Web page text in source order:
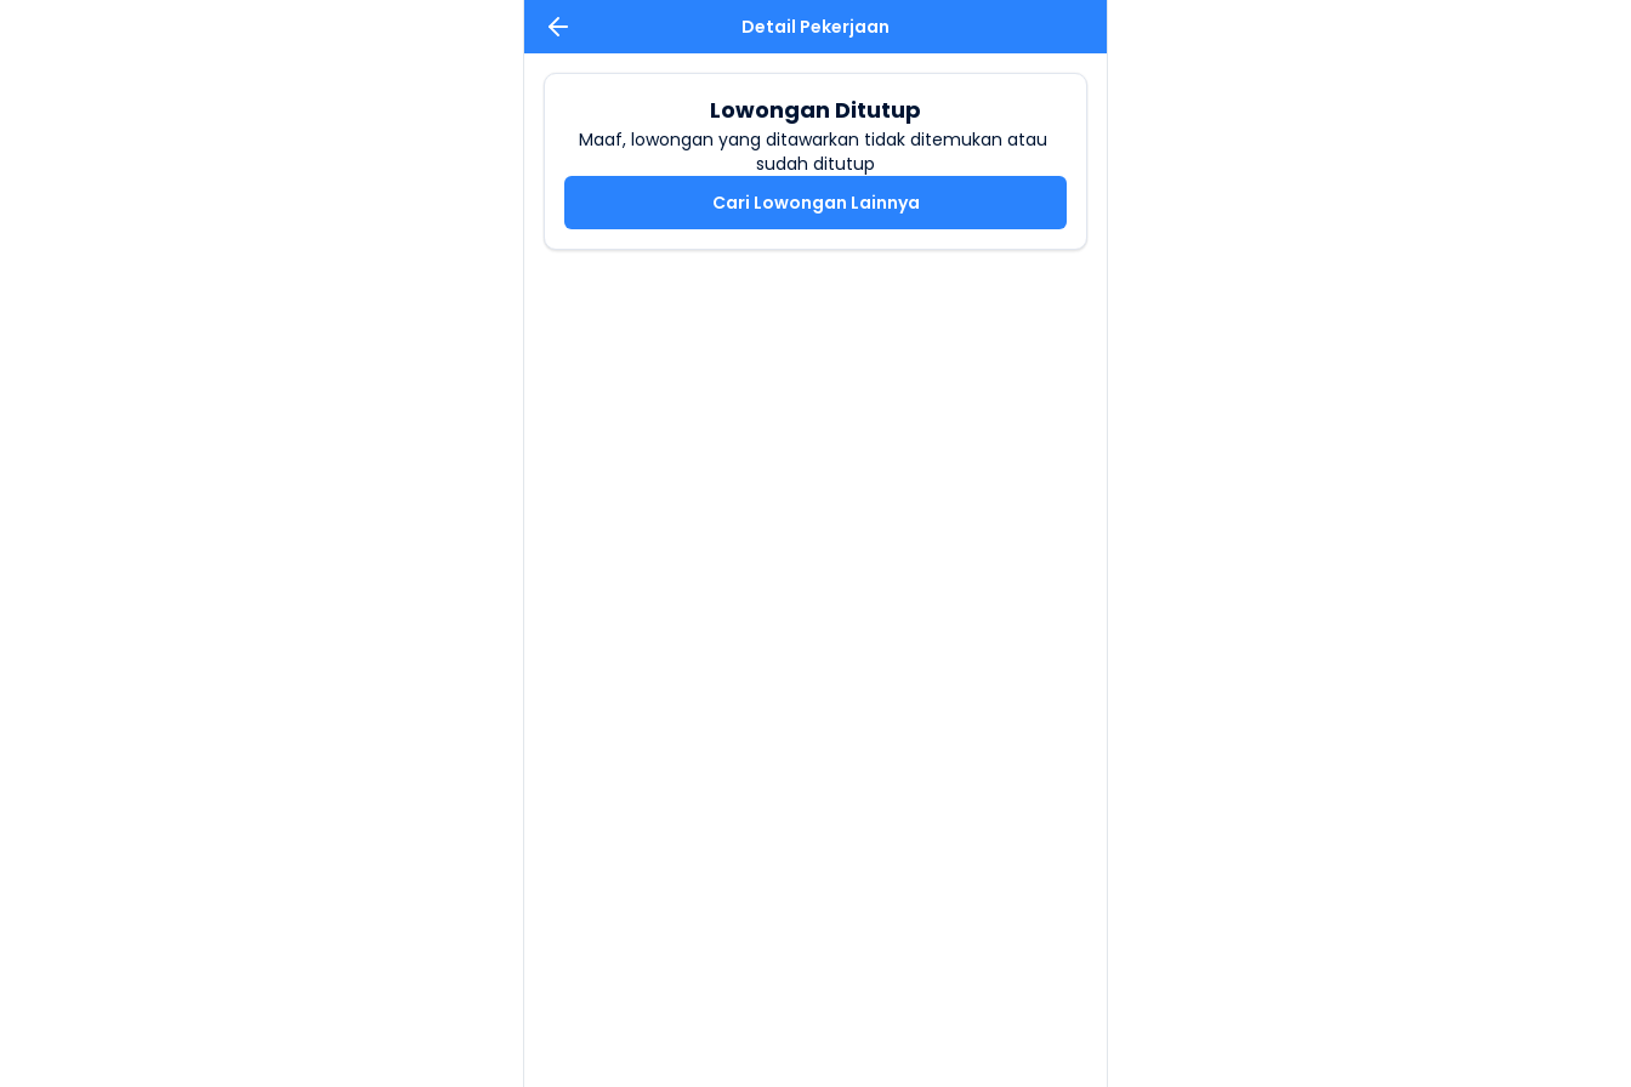
Detail Pekerjaan
Lowongan Ditutup
Maaf, lowongan yang ditawarkan tidak ditemukan atau
sudah ditutup
Cari Lowongan Lainnya